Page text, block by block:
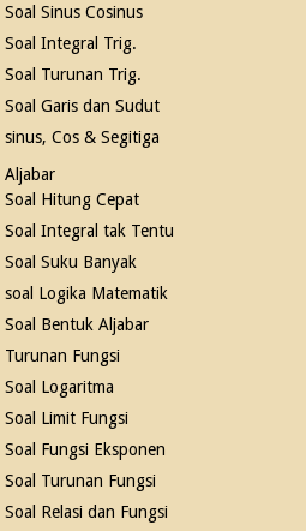
Soal Sinus Cosinus
Soal Integral Trig.
Soal Turunan Trig.
Soal Garis dan Sudut
sinus, Cos & Segitiga
Aljabar
Soal Hitung Cepat
Soal Integral tak Tentu
Soal Suku Banyak
soal Logika Matematik
Soal Bentuk Aljabar
Turunan Fungsi
Soal Logaritma
Soal Limit Fungsi
Soal Fungsi Eksponen
Soal Turunan Fungsi
Soal Relasi dan Fungsi